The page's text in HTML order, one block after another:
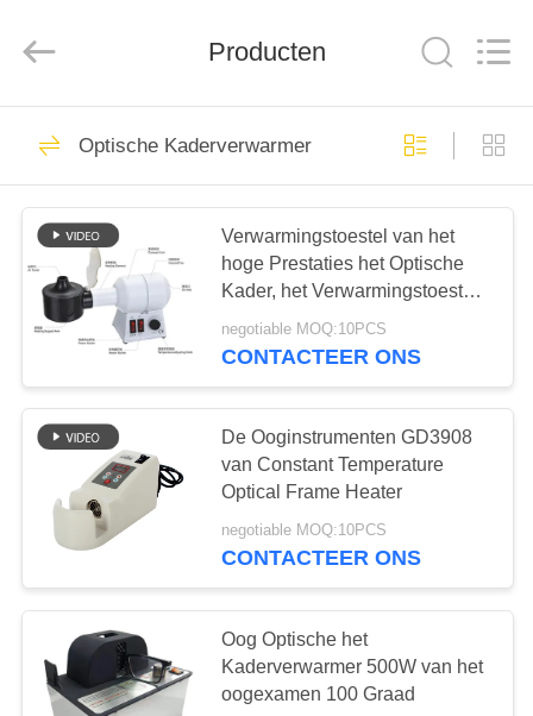
HUIS
PRODUCTEN
VIDEO'S
ONGEVEER
ONS
FABRIEKSREIS
KWALITEITSCONTROLE
CONTACTEER
ONS
SCM
Optische
Lensometer
Optische
Refractometer
44
Reeks van de
Producten
Optische Kaderverwarmer
Verwarmingstoestel van het
hoge Prestaties het Optische
Kader, het Verwarmingstoestel
van de Oogglaslens met Ce-
Steun GD3902
negotiable MOQ:10PCS
CONTACTEER ONS
De Ooginstrumenten GD3908
van Constant Temperature
Optical Frame Heater
negotiable MOQ:10PCS
CONTACTEER ONS
Oog Optische het
Kaderverwarmer 500W van het
oogexamen 100 Graad